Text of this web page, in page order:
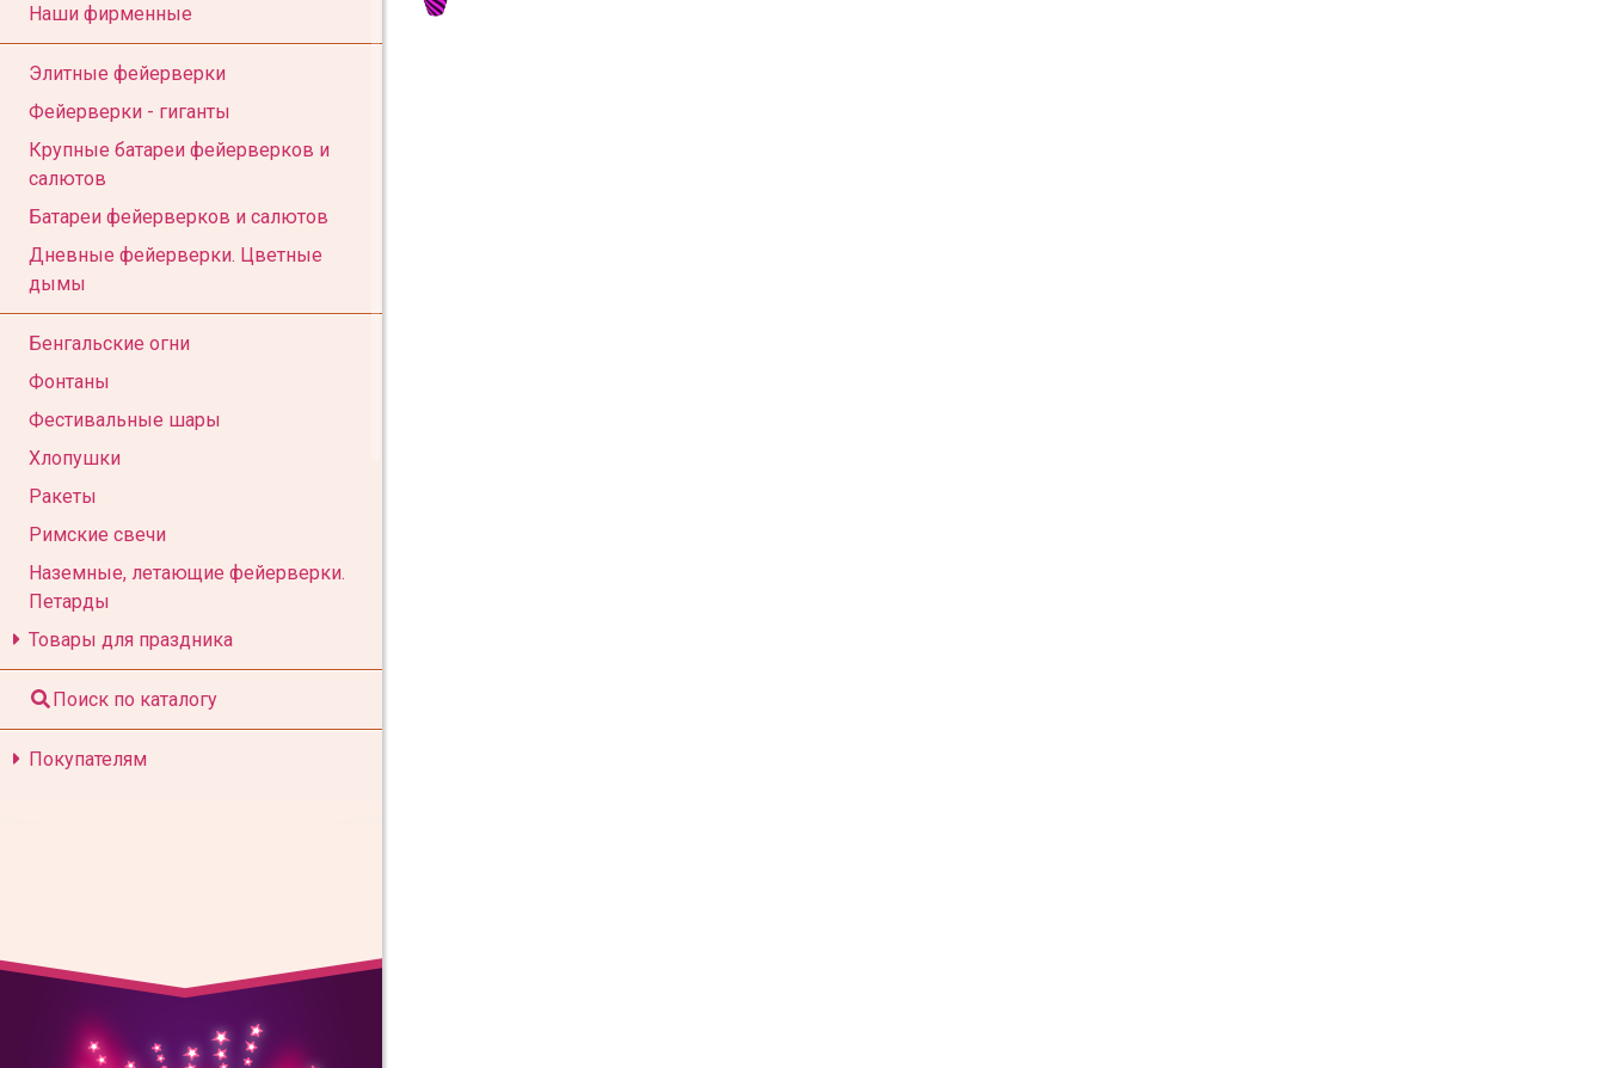
Наши фирменные
Элитные фейерверки
Фейерверки - гиганты
Крупные батареи фейерверков и
салютов
Батареи фейерверков и салютов
Дневные фейерверки. Цветные
дымы
Бенгальские огни
Фонтаны
Фестивальные шары
Хлопушки
Ракеты
Римские свечи
Наземные, летающие фейерверки.
Петарды
Товары для праздника
Поиск по каталогу
Покупателям